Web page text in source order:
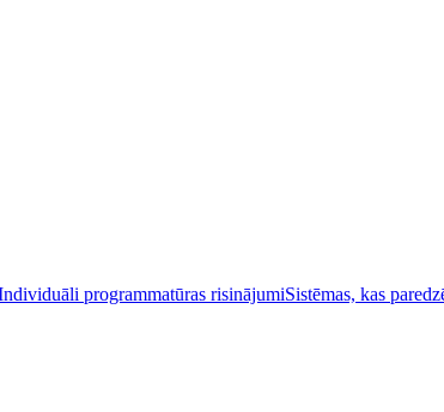
programmatūras risinājumiSistēmas, kas